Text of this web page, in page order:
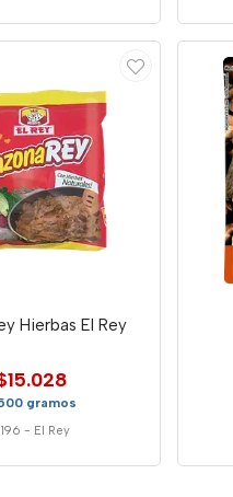
Hierbas El Rey
gramos
- El Rey